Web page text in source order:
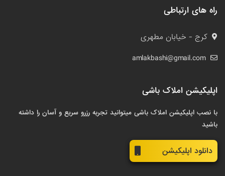
راه های ارتباطی
کرج - خیابان مطهری
amlakbashi@gmail.com
اپلیکیشن املاک باشی
با نصب اپلیکیشن املاک باشی میتوانید تجربه رزرو سریع و آسان را داشته
باشید
دانلود اپلیکیشن